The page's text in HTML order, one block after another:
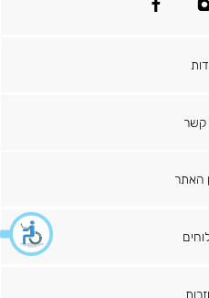
instagram
facebook
קשר
האתר